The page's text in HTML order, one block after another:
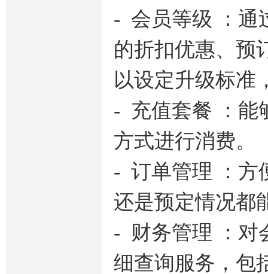
- 会员等级 ：通
的折扣优惠、预
以设定升级标准
- 充值套餐 ：能
方式进行消费。
- 订单管理 ：方
还是预定情况都
- 财务管理 ：对
细查询服务，包